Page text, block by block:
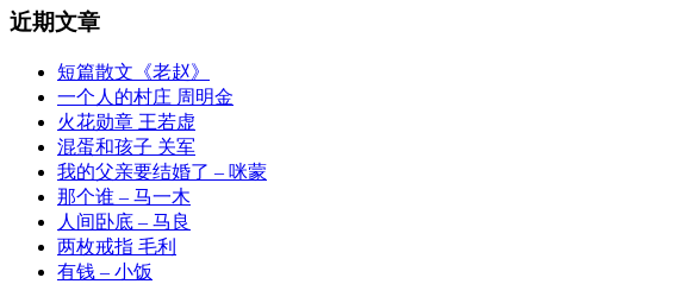
近期文章
短篇散文《老赵》
一个人的村庄 周明金
火花勋章 王若虚
混蛋和孩子 关军
我的父亲要结婚了 – 咪蒙
那个谁 – 马一木
人间卧底 – 马良
两枚戒指 毛利
有钱 – 小饭